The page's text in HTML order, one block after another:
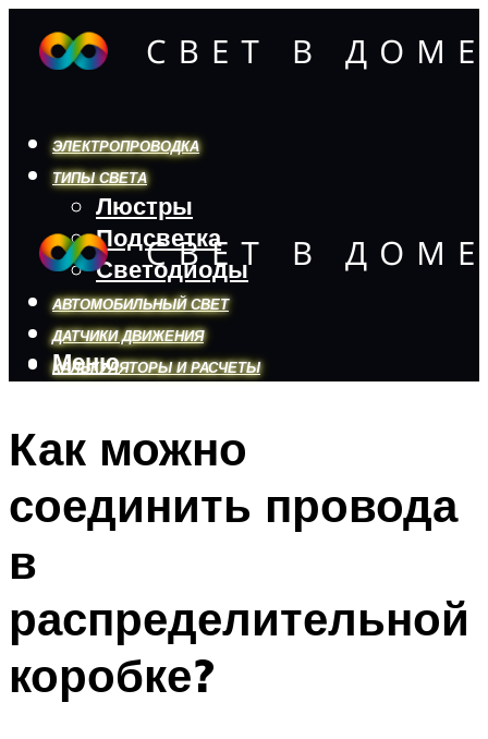
ЭЛЕКТРОПРОВОДКА
ТИПЫ СВЕТА
Люстры
Подсветка
Светодиоды
АВТОМОБИЛЬНЫЙ СВЕТ
ДАТЧИКИ ДВИЖЕНИЯ
КАЛЬКУЛЯТОРЫ И РАСЧЕТЫ
Меню
Меню
Как можно
соединить провода
в
распределительной
коробке?